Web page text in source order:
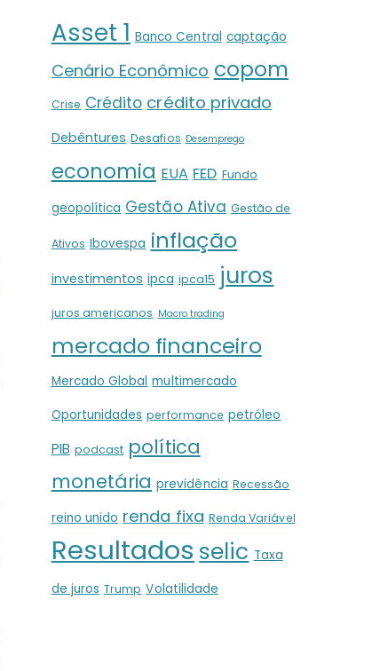
Asset 1 Banco Central captação
Cenário Econômico copom
Crise Crédito crédito privado
Debêntures Desafios Desemprego
economia EUA FED Fundo
geopolítica Gestão Ativa Gestão de
Ativos Ibovespa inflação
investimentos ipca ipca15 juros
juros americanos Macro trading
mercado financeiro
Mercado Global multimercado
Oportunidades performance petróleo
PIB podcast política
monetária previdência Recessão
reino unido renda fixa Renda Variável
Resultados selic Taxa
de juros Trump Volatilidade